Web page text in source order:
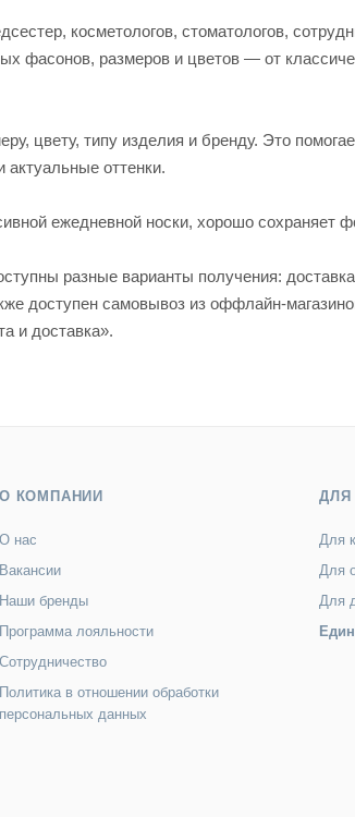
косметологов, стоматологов,
фасонов, размеров и цветов — от
цвету, типу изделия и бренду. Это
оттенки.
ежедневной носки, хорошо сохраняет
разные варианты получения:
доступен самовывоз из оффлайн-
и доставка».
О КОМПАНИИ
О нас
Вакансии
Наши бренды
Программа лояльности
Сотрудничество
Политика в отношении обработки
персональных данных
ДЛЯ
Для
Для
Для